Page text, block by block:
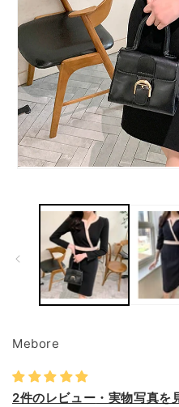
デ
く
Mebore
2件のレビュー